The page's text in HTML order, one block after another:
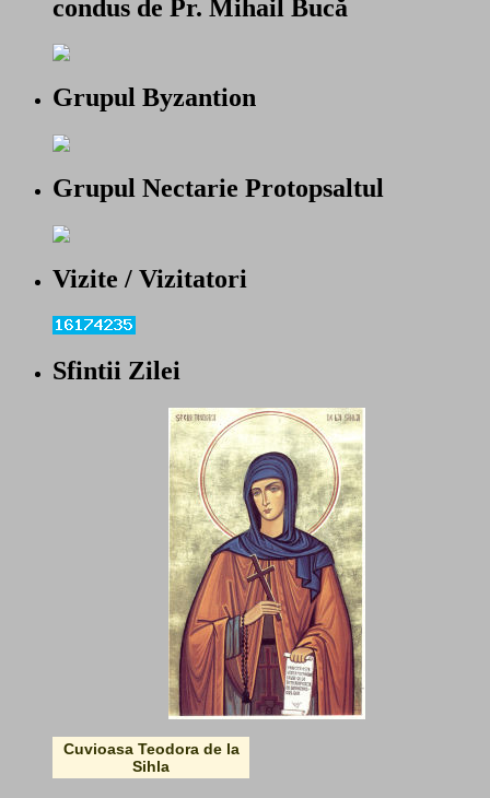
condus de Pr. Mihail Bucă
Grupul Byzantion
Grupul Nectarie Protopsaltul
Vizite / Vizitatori
Sfintii Zilei
Cuvioasa Teodora de la
Sihla